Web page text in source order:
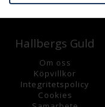
Hallbergs Guld
Om oss
Köpvillkor
Integritetspolicy
Cookies